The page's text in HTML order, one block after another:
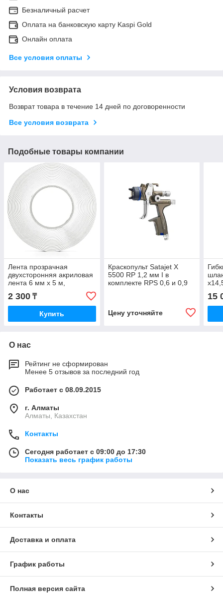
Безналичный расчет
Оплата на банковскую карту Kaspi Gold
Онлайн оплата
Все условия оплаты
Условия возврата
Возврат товара в течение 14 дней по договоренности
Все условия возврата
Подобные товары компании
Лента прозрачная
двухсторонняя акриловая
лента 6 мм x 5 м,
толщина 1 мм
2 300 ₸
Купить
Краскопульт Satajet X
5500 RP 1,2 мм I в
комплекте RPS 0,6 и 0,9
Цену уточняйте
15
О нас
Рейтинг не сформирован
Менее 5 отзывов за последний год
Работает с 08.09.2015
г. Алматы
Алматы, Казахстан
Контакты
Сегодня работает с 09:00 до 17:30
Показать весь график работы
О нас
Контакты
Доставка и оплата
График работы
Полная версия сайта